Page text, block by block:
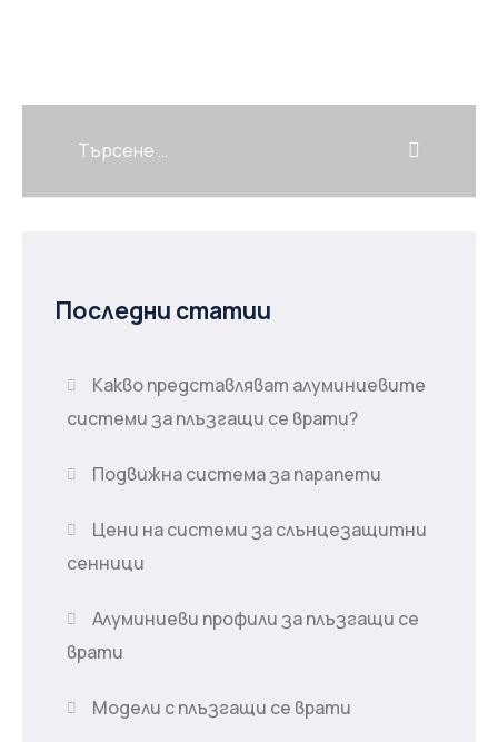
Последни статии
Какво представляват алуминиевите
системи за плъзгащи се врати?
Подвижна система за парапети
Цени на системи за слънцезащитни
сенници
Алуминиеви профили за плъзгащи се
врати
Модели с плъзгащи се врати